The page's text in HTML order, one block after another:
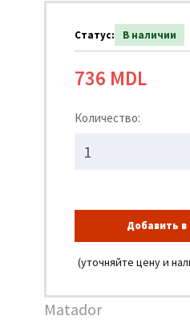
Matador
Статус: В наличии
736 MDL
Количество:
Добавить в
(уточняйте цену и